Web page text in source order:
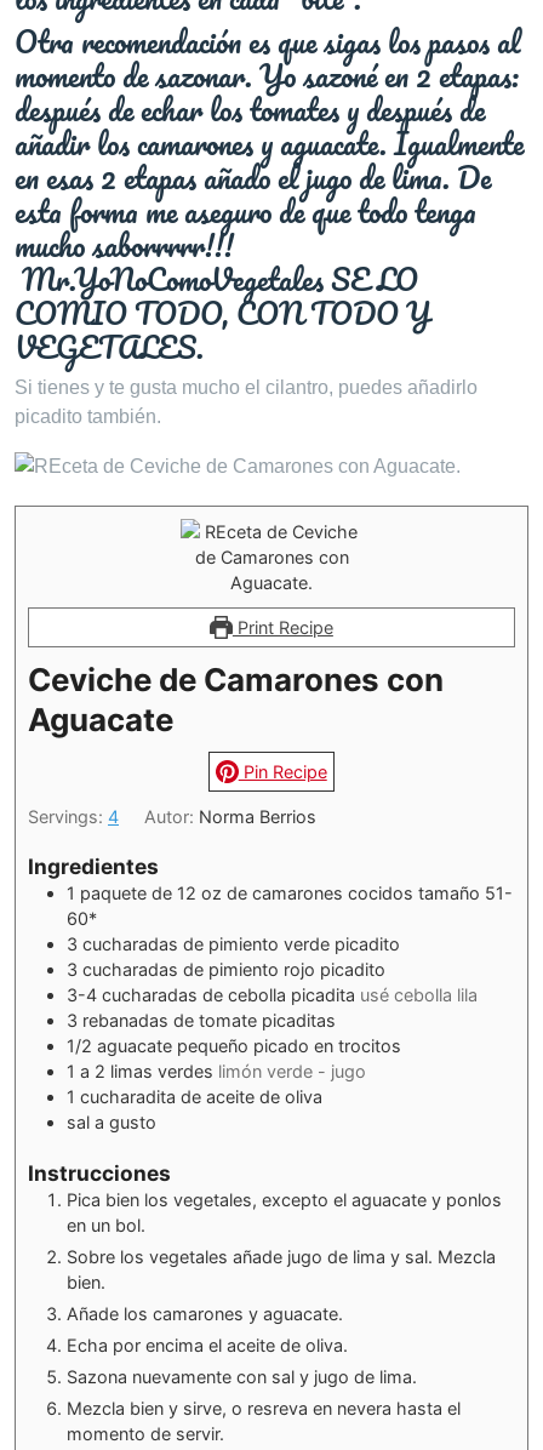
Otra recomendación es que sigas los pasos al
momento de sazonar. Yo sazoné en 2 etapas:
después de echar los tomates y después de
añadir los camarones y aguacate. Igualmente
en esas 2 etapas añado el jugo de lima. De
esta forma me aseguro de que todo tenga
mucho saborrrrr!!!
Mr.YoNoComoVegetales SE LO
COMIO TODO, CON TODO Y
VEGETALES.
Si tienes y te gusta mucho el cilantro, puedes añadirlo
picadito también.
Print Recipe
Ceviche de Camarones con
Aguacate
Pin Recipe
Servings: 4 Autor: Norma Berrios
Ingredientes
1 paquete de 12 oz de camarones cocidos tamaño 51-
60*
3 cucharadas de pimiento verde picadito
3 cucharadas de pimiento rojo picadito
3-4 cucharadas de cebolla picadita usé cebolla lila
3 rebanadas de tomate picaditas
1/2 aguacate pequeño picado en trocitos
1 a 2 limas verdes limón verde - jugo
1 cucharadita de aceite de oliva
sal a gusto
Instrucciones
Pica bien los vegetales, excepto el aguacate y ponlos
en un bol.
Sobre los vegetales añade jugo de lima y sal. Mezcla
bien.
Añade los camarones y aguacate.
Echa por encima el aceite de oliva.
Sazona nuevamente con sal y jugo de lima.
Mezcla bien y sirve, o resreva en nevera hasta el
momento de servir.